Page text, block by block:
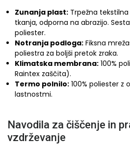
Zunanja plast: Trpežna
tkanja, odporna na abrazijo.
poliester.
Notranja podloga: Fiksna
poliestra za boljši pretok zraka.
Klimatska membrana: 100%
Raintex zaščita).
Termo polnilo: 100% poliester z
lastnostmi.
Navodila za čiščenje in
vzdrževanje